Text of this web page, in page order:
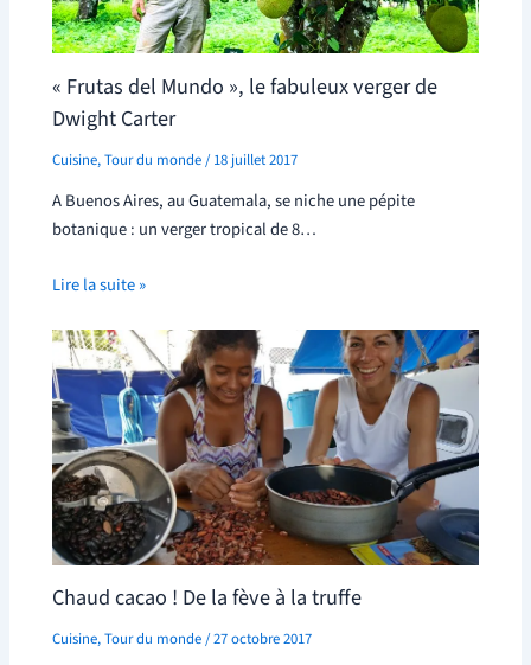
« Frutas del Mundo », le fabuleux verger de
Dwight Carter
Cuisine,Tour du monde/18 juillet 2017
A Buenos Aires, au Guatemala, se niche une pépite
botanique : un verger tropical de 8…
Lire la suite »
Chaud cacao ! De la fève à la truffe
Cuisine,Tour du monde/27 octobre 2017